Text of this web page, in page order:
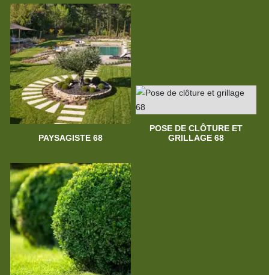
PAYSAGISTE 68
POSE DE CLÔTURE ET
GRILLAGE 68